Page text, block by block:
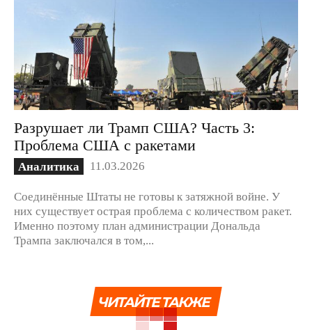
Разрушает ли Трамп США? Часть 3:
Проблема США с ракетами
Аналитика 11.03.2026
Соединённые Штаты не готовы к затяжной войне. У
них существует острая проблема с количеством ракет.
Именно поэтому план администрации Дональда
Трампа заключался в том,...
ЧИТАЙТЕ ТАКЖЕ